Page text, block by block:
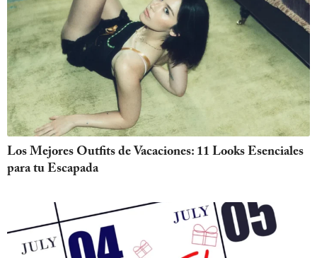
Los Mejores Outfits de Vacaciones: 11 Looks Esenciales
para tu Escapada